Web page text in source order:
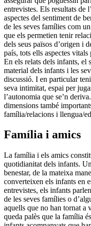
entrevistes. Els resultats de
aspectes del sentiment de
de les seves famílies com
que els permetien tenir
dels seus països d’origen i
país, tots ells aspectes
En els relats dels infants, el
material dels infants i les
discussió. I en particular
seva intimitat, espai per
l’autonomia que se’n
dimensions també
família/relacions i llengua/
Família i amics
La família i els amics
quotidianitat dels infants.
benestar, de la mateixa
converteixen els infants en
entrevistes, els infants
de les seves famílies o
aquells que no han tornat a
queda palès que la família